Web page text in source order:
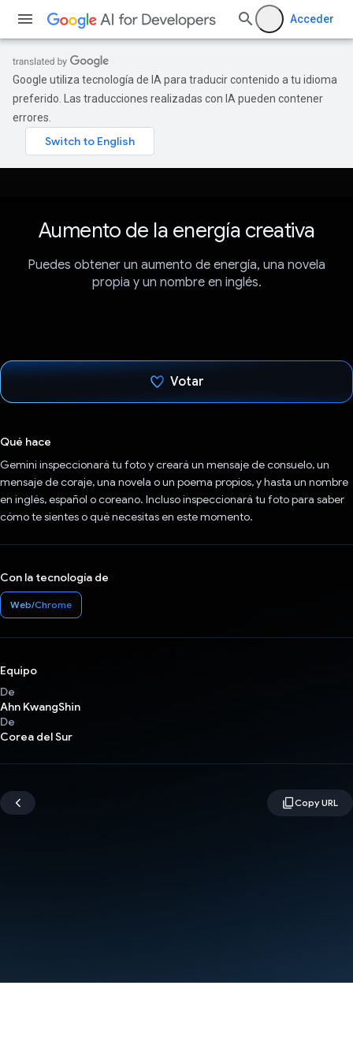
Acceder
Google utiliza tecnología de IA para traducir contenido a tu idioma
preferido. Las traducciones realizadas con IA pueden contener
errores.
Aumento de la energía creativa
Puedes obtener un aumento de energía, una novela
propia y un nombre en inglés.
Votar
Qué hace
Gemini inspeccionará tu foto y creará un mensaje de consuelo, un
mensaje de coraje, una novela o un poema propios, y hasta un nombre
en inglés, español o coreano. Incluso inspeccionará tu foto para saber
cómo te sientes o qué necesitas en este momento.
Con la tecnología de
Web/Chrome
Equipo
De
Ahn KwangShin
De
Corea del Sur